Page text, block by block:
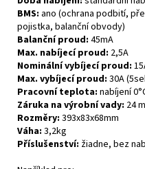
BMS: ano (ochrana podbití,
pojistka, balanční obvody)
Balanční proud: 45mA
Max. nabíjecí proud: 2,5A
Nominální vybíjecí proud:
Max. vybíjecí proud: 30A
Pracovní teplota: nabíjení
Záruka na výrobní vady: 24
Rozměry: 393x83x68mm
Váha: 3,2kg
Příslušenství: žiadne, bez